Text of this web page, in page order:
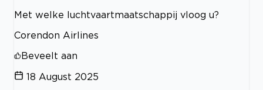
Met welke luchtvaartmaatschappij vloog u?
Corendon Airlines
Beveelt aan
18 August 2025